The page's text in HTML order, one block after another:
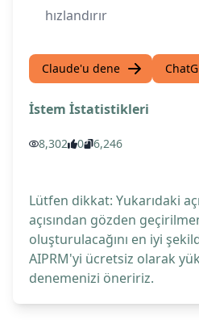
hızlandırır
Claude'u dene
İstem İstatistikleri
8,302 0 6,246
Lütfen dikkat: Yukarıdaki
açısından gözden
oluşturulacağını en iyi
AIPRM'yi ücretsiz olarak
denemenizi öneririz.